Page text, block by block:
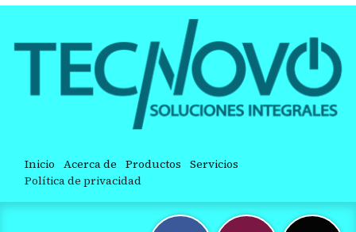
Inicio Acerca de Productos Servicios
Política de privacidad